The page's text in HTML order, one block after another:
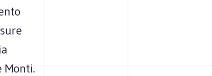
Monti.